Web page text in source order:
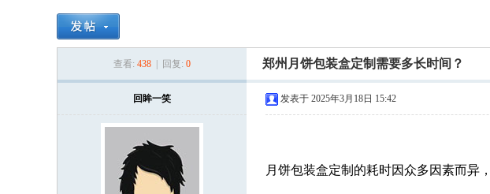
查看: 438| 回复: 0
回眸一笑
郑州月饼包装盒定制需要多长时间？
发表于 2025年3月18日 15:42
月饼包装盒定制的耗时因众多因素而异